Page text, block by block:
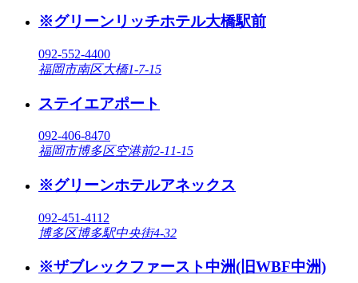
※グリーンリッチホテル大橋駅前
092-552-4400
福岡市南区大橋1-7-15
ステイエアポート
092-406-8470
福岡市博多区空港前2-11-15
※グリーンホテルアネックス
092-451-4112
博多区博多駅中央街4-32
※ザブレックファースト中洲(旧WBF中洲)